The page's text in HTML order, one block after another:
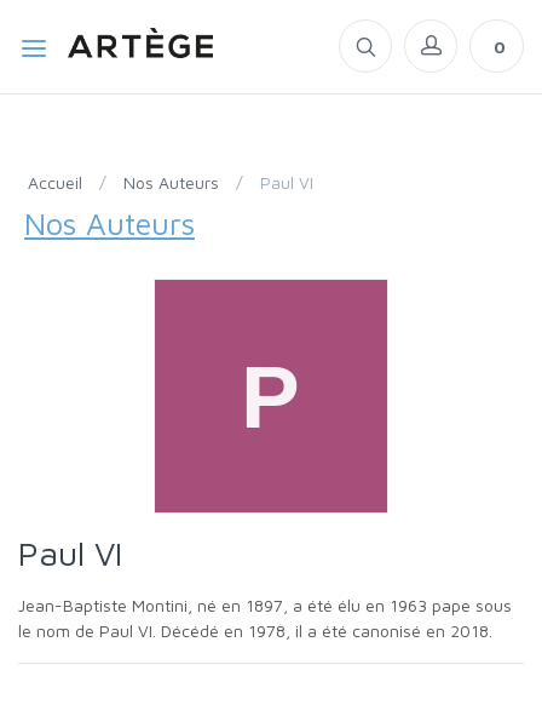
0
Accueil / Nos Auteurs / Paul VI
Nos Auteurs
Paul VI
Jean-Baptiste Montini, né en 1897, a été élu en 1963 pape sous
le nom de Paul VI. Décédé en 1978, il a été canonisé en 2018.